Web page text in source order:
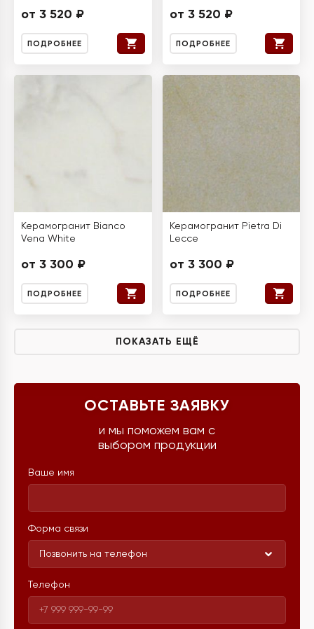
от 3 520 ₽
ПОДРОБНЕЕ
от 3 520 ₽
ПОДРОБНЕЕ
Керамогранит Bianco
Vena White
от 3 300 ₽
ПОДРОБНЕЕ
Керамогранит Pietra Di
Lecce
от 3 300 ₽
ПОДРОБНЕЕ
ПОКАЗАТЬ ЕЩЁ
ОСТАВЬТЕ ЗАЯВКУ
и мы поможем вам с
выбором продукции
Ваше имя
Форма связи
Позвонить на телефон
Телефон